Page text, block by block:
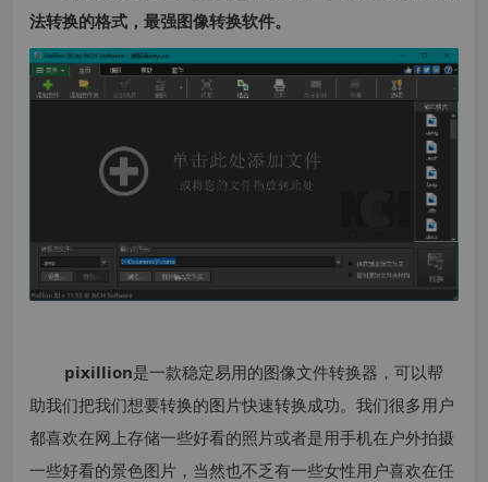
法转换的格式，最强图像转换软件。
pixillion是一款稳定易用的图像文件转换器，可以帮
助我们把我们想要转换的图片快速转换成功。我们很多用户
都喜欢在网上存储一些好看的照片或者是用手机在户外拍摄
一些好看的景色图片，当然也不乏有一些女性用户喜欢在任